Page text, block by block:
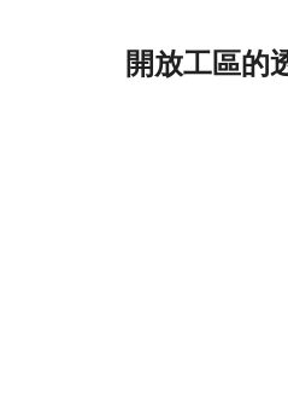
開放工區的